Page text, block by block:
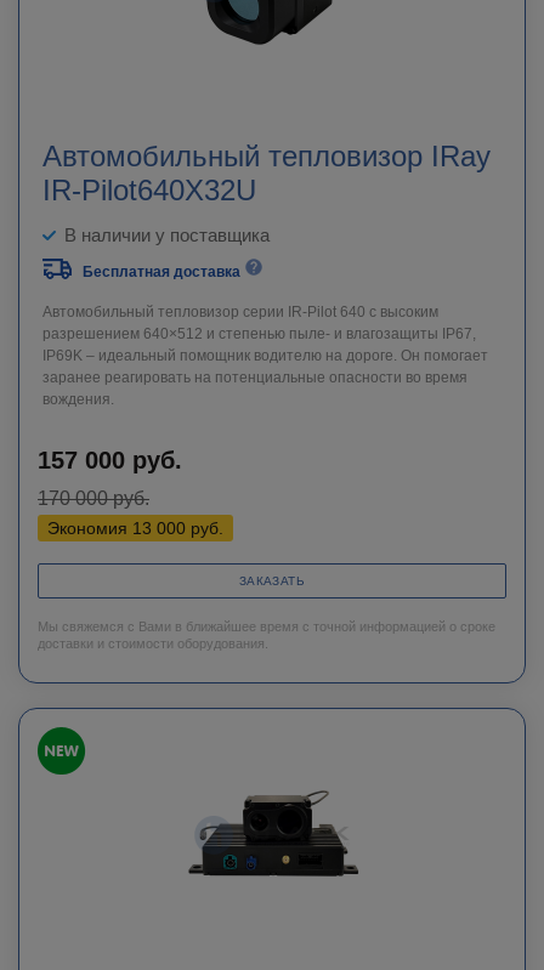
Автомобильный тепловизор IRay
IR-Pilot640X32U
В наличии у поставщика
Бесплатная доставка
Автомобильный тепловизор серии IR-Pilot 640 с высоким
разрешением 640×512 и степенью пыле- и влагозащиты IP67,
IP69K – идеальный помощник водителю на дороге. Он помогает
заранее реагировать на потенциальные опасности во время
вождения.
157 000 руб.
170 000руб.
Экономия 13 000 руб.
ЗАКАЗАТЬ
Мы свяжемся с Вами в ближайшее время с точной информацией о сроке
доставки и стоимости оборудования.